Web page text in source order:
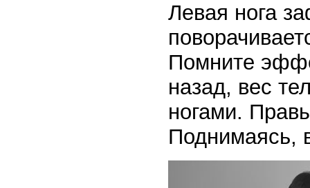
Левая нога
Помните
назад, вес
ногами.
Поднимаясь,